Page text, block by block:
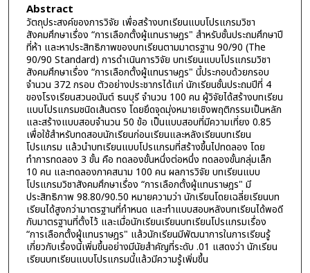
Abstract
วัตถุประสงค์ของการวิจัย เพื่อสร้างบทเรียนแบบโปรแกรมวิชา
สังคมศึกษาเรื่อง “การเลือกตั้งผู้แทนราษฎร" สำหรับชั้นประถมศึกษาปี
ที่ห้า และหาประสิทธิภาพของบทเรียนตามมาตรฐาน 90/90 (The
90/90 Standard) การดำเนินการวิจัย บทเรียนแบบโปรแกรมวิชา
สังคมศึกษาเรื่อง “การเลือกตั้งผู้แทนราษฎร" นี้ประกอบด้วยกรอบ
จำนวน 372 กรอบ ตัวอย่างประชากรได้แก่ นักเรียนชั้นประถมปีที่ 4
ของโรงเรียนสวนอนันต์ ธนบุรี จำนวน 100 คน ผู้วิจัยได้สร้างบทเรียน
แบบโปรแกรมชนิดเส้นตรง โดยยึดจุดมุ่งหมายเชิงพฤติกรรมเป็นหลัก
และสร้างแบบสอบจำนวน 50 ข้อ เป็นแบบสอบที่มีความเที่ยง 0.85
เพื่อใช้สำหรับทดสอบนักเรียนก่อนเรียนและหลังเรียนบทเรียน
โปรแกรม แล้วนำบทเรียนแบบโปรแกรมที่สร้างขึ้นไปทดลอง โดย
ทำการทดลอง 3 ขั้น คือ ทดลองขั้นหนึ่งต่อหนึ่ง ทดลองขั้นกลุ่มเล็ก
10 คน และทดลองภาคสนาม 100 คน ผลการวิจัย บทเรียนแบบ
โปรแกรมวิชาสังคมศึกษาเรื่อง “การเลือกตั้งผู้แทนราษฎร" มี
ประสิทธิภาพ 98.80/90.50 หมายความว่า นักเรียนโดยเฉลี่ยเรียนบท
เรียนได้สูงกว่ามาตรฐานที่กำหนด และทำแบบสอบหลังบทเรียนได้พอดี
กับมาตรฐานที่ตั้งไว้ และเมื่อนักเรียนเรียนบทเรียนโปรแกรมเรื่อง
“การเลือกตั้งผู้แทนราษฎร" แล้วนักเรียนมีพัฒนาการในการเรียนรู้
เกี่ยวกับเรื่องนี้เพิ่มขึ้นอย่างมีนัยสำคัญที่ระดับ .01 แสดงว่า นักเรียน
เรียนบทเรียนแบบโปรแกรมนี้แล้วมีความรู้เพิ่มขึ้น